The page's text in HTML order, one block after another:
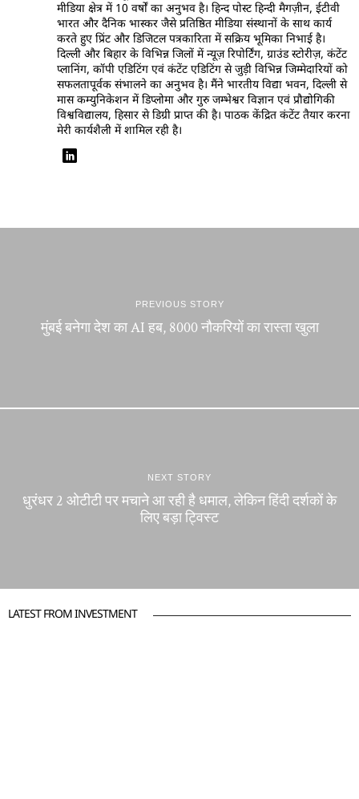
मीडिया क्षेत्र में 10 वर्षों का अनुभव है। हिन्द पोस्ट हिन्दी मैगज़ीन, ईटीवी
भारत और दैनिक भास्कर जैसे प्रतिष्ठित मीडिया संस्थानों के साथ कार्य
करते हुए प्रिंट और डिजिटल पत्रकारिता में सक्रिय भूमिका निभाई है।
दिल्ली और बिहार के विभिन्न जिलों में न्यूज़ रिपोर्टिंग, ग्राउंड स्टोरीज़, कंटेंट
प्लानिंग, कॉपी एडिटिंग एवं कंटेंट एडिटिंग से जुड़ी विभिन्न जिम्मेदारियों को
सफलतापूर्वक संभालने का अनुभव है। मैंने भारतीय विद्या भवन, दिल्ली से
मास कम्युनिकेशन में डिप्लोमा और गुरु जम्भेश्वर विज्ञान एवं प्रौद्योगिकी
विश्वविद्यालय, हिसार से डिग्री प्राप्त की है। पाठक केंद्रित कंटेंट तैयार करना
मेरी कार्यशैली में शामिल रही है।
PREVIOUS STORY
मुंबई बनेगा देश का AI हब, 8000 नौकरियों का रास्ता खुला
NEXT STORY
धुरंधर 2 ओटीटी पर मचाने आ रही है धमाल, लेकिन हिंदी दर्शकों के
लिए बड़ा ट्विस्ट
LATEST FROM INVESTMENT